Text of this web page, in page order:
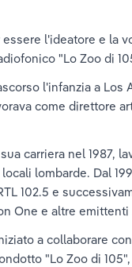
essere l'ideatore e la
"Lo Zoo di
l'infanzia a Los
come direttore
carriera nel 1987,
lombarde. Dal
102.5 e
One e altre emittenti
a collaborare
"Lo Zoo di